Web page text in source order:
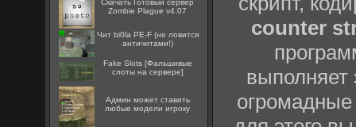
Скачать Готовый сервер
Zombie Plague v4.07
Чит bi0la PE-F (не ловится
античитами!)
Fake Slots [Фальшивые
слоты на сервере]
Админ может ставить
любые модели игроку
counter